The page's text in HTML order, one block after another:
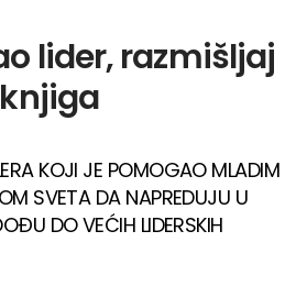
lider, razmišljaj
KOJI JE POMOGAO MLADIM
SVETA DA NAPREDUJU U
DO VEĆIH LIDERSKIH